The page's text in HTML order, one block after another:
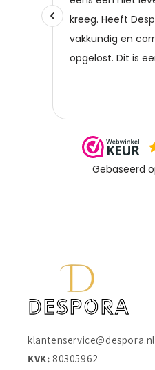
klantenservice@despora.nl
KVK: 80305962